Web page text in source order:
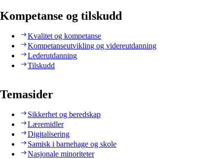
Kompetanse og tilskudd
Kvalitet og kompetanse
Kompetanseutvikling og videreutdanning
Lederutdanning
Tilskudd
Temasider
Sikkerhet og beredskap
Læremidler
Digitalisering
Samisk i barnehage og skole
Nasjonale minoriteter